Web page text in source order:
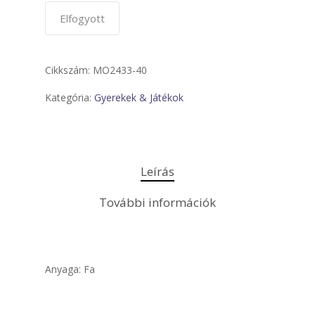
Elfogyott
Cikkszám: MO2433-40
Kategória: Gyerekek & Játékok
Leírás
További információk
Anyaga: Fa